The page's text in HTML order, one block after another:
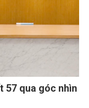
57 qua góc nhìn